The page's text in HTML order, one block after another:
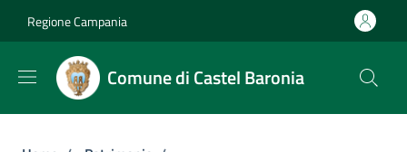
Regione Campania
Comune di Castel Baronia